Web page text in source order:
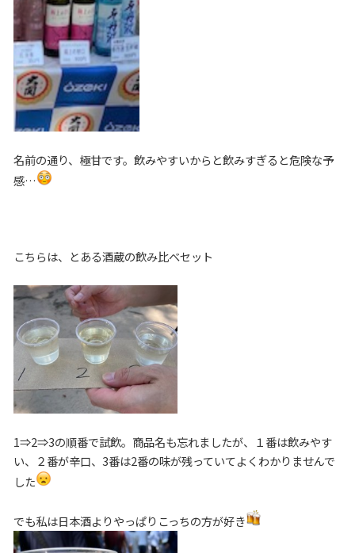
名前の通り、極甘です。飲みやすいからと飲みすぎると危険な予
感…
こちらは、とある酒蔵の飲み比べセット
1⇒2⇒3の順番で試飲。商品名も忘れましたが、１番は飲みやす
い、２番が辛口、3番は2番の味が残っていてよくわかりませんで
した
でも私は日本酒よりやっぱりこっちの方が好き